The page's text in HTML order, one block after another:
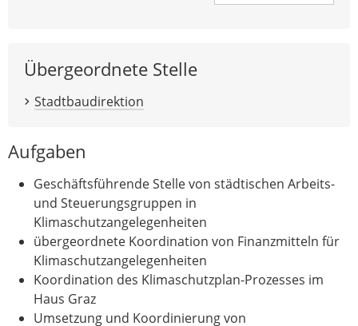
Übergeordnete Stelle
Stadtbaudirektion
Aufgaben
Geschäftsführende Stelle von städtischen Arbeits-
und Steuerungsgruppen in
Klimaschutzangelegenheiten
übergeordnete Koordination von Finanzmitteln für
Klimaschutzangelegenheiten
Koordination des Klimaschutzplan-Prozesses im
Haus Graz
Umsetzung und Koordinierung von